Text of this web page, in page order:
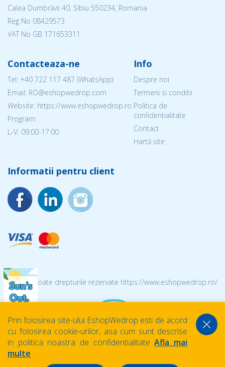
Calea Dumbrăvii 40, Sibiu 550234, Romania
Reg No 08429573
VAT No GB 171653311
Contacteaza-ne
Tel: +40 722 117 487 (WhatsApp)
Email: RO@eshopwedrop.com
Website: https://www.eshopwedrop.ro
Program:
L-V: 09:00-17:00
Info
Despre noi
Termeni si conditii
Politica de
confidentialitate
Contact
Hartă site
Informatii pentru client
© 2026 Toate drepturile rezervate https://www.eshopwedrop.ro/
Prin folosirea site-ului EshopWedrop esti de acord
cu folosirea cookie-urilor, asa cum sunt descrise
in politica noastra de confidentialitateAfla mai
multe